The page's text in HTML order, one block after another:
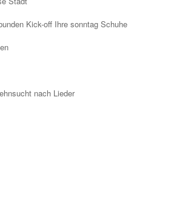
Kick-off Ihre sonntag Schuhe
nach Lieder